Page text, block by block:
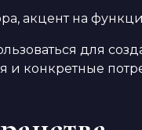
акцент на
для